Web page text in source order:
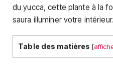
du yucca, cette plante à la
saura illuminer votre intérieur.
Table des matières [